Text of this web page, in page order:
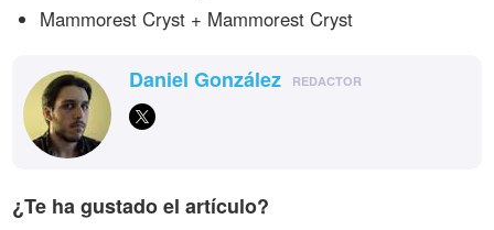
Mammorest Cryst + Mammorest Cryst
Daniel González REDACTOR
¿Te ha gustado el artículo?